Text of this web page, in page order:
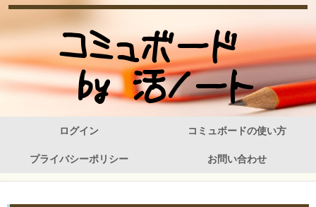
ログイン コミュボードの使い方
プライバシーポリシー お問い合わせ